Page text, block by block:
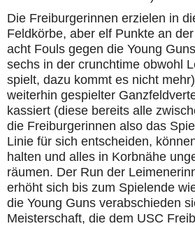
Die Freiburgerinnen erzielen in
Feldkörbe, aber elf Punkte an
acht Fouls gegen die Young
sechs in der crunchtime obwohl
spielt, dazu kommt es nicht
weiterhin gespielter
kassiert (diese bereits alle
die Freiburgerinnen also das
Linie für sich entscheiden,
halten und alles in Korbnähe
räumen. Der Run der
erhöht sich bis zum Spielende
die Young Guns verabschieden
Meisterschaft, die dem USC